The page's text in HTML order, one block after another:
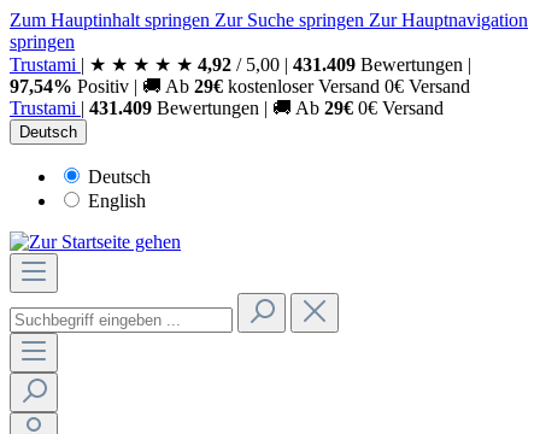
Zum Hauptinhalt springen Zur Suche springen Zur Hauptnavigation
springen
Trustami | ★ ★ ★ ★ ★ 4,92 / 5,00 | 431.409 Bewertungen |
97,54% Positiv | 🚚 Ab 29€ kostenloser Versand 0€ Versand
Trustami | 431.409 Bewertungen | 🚚 Ab 29€ 0€ Versand
Deutsch
Deutsch
English